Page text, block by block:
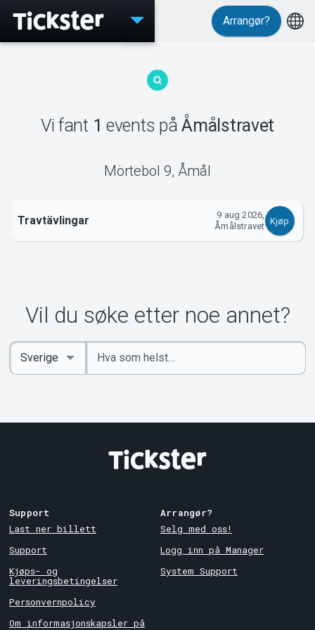
Events
MyTickster
Om Tickster
Arrangør?
Vi fant 1 events påÅmålstravet
Mörtebol 9, Åmål
Travtävlingar
9 aug 2026,
Åmålstravet Kjøp
Vil du søke etter noe annet?
Angi
nøkkelord
Select
Country
Support
Last ner billett
Support
Kjøps- og
leveringsbetingelser
Personvernpolicy
Om informasjonskapsler på
Arrangør?
Selg med oss!
Logg inn på Manager
System Support